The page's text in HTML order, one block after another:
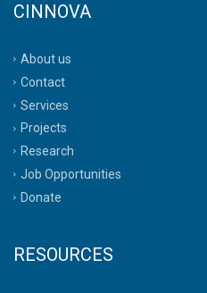
CINNOVA
About us
Contact
Services
Projects
Research
Job Opportunities
Donate
RESOURCES